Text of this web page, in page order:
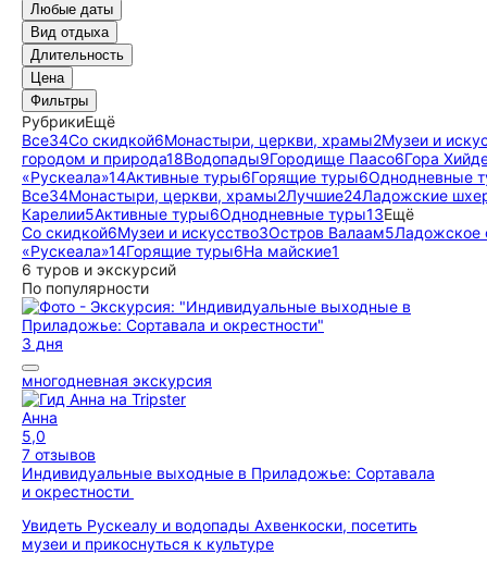
Любые даты
Вид отдыха
Длительность
Цена
Фильтры
РубрикиЕщё
Все34Со скидкой6Монастыри, церкви, храмы2Музеи и
городом и природа18Водопады9Городище Паасо6Гора
«Рускеала»14Активные туры6Горящие туры6Однодневные
Все34Монастыри, церкви, храмы2Лучшие24Ладожские
Карелии5Активные туры6Однодневные туры13Ещё
Со скидкой6Музеи и искусство3Остров Валаам5Ладожское
«Рускеала»14Горящие туры6На майские1
6 туров и экскурсий
По популярности
3 дня
многодневная экскурсия
Анна
5,0
7 отзывов
Индивидуальные выходные в Приладожье: Сортавала
и окрестности
Увидеть Рускеалу и водопады Ахвенкоски, посетить
музеи и прикоснуться к культуре